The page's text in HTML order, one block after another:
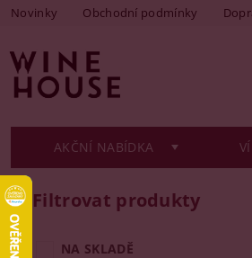
Novinky Obchodní podmínky
AKČNÍ NABÍDKA
Filtrovat produkty
NA SKLADĚ